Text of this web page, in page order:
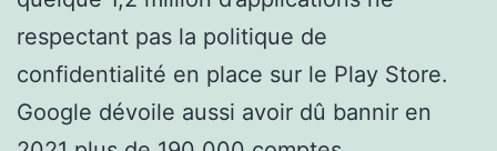
respectant pas la politique de
confidentialité en place sur le Play Store.
Google dévoile aussi avoir dû bannir en